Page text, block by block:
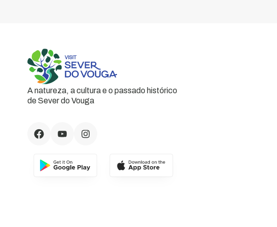
A natureza, a cultura e o passado histórico
de Sever do Vouga